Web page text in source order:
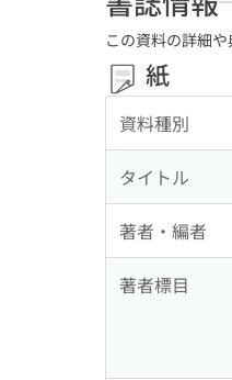
この資料の詳細
紙
資料種別
タイトル
著者・編者
著者標目